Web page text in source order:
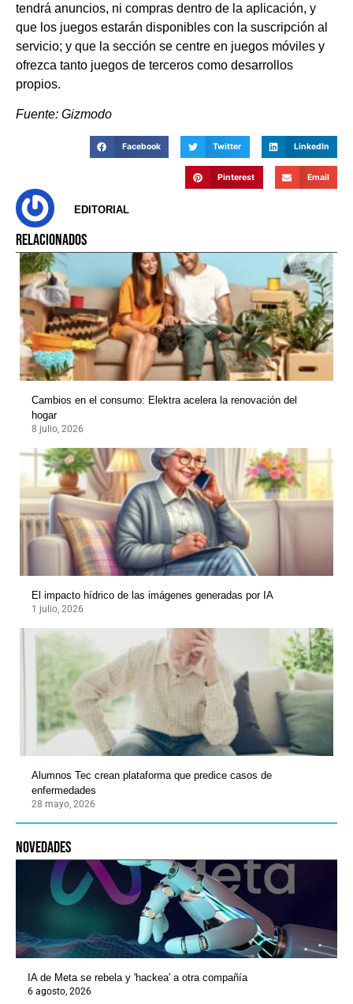
tendrá anuncios, ni compras dentro de la aplicación, y
que los juegos estarán disponibles con la suscripción al
servicio; y que la sección se centre en juegos móviles y
ofrezca tanto juegos de terceros como desarrollos
propios.
Fuente: Gizmodo
Facebook Twitter LinkedIn
Pinterest Email
EDITORIAL
RELACIONADOS
Cambios en el consumo: Elektra acelera la renovación del
hogar
8 julio, 2026
El impacto hídrico de las imágenes generadas por IA
1 julio, 2026
Alumnos Tec crean plataforma que predice casos de
enfermedades
28 mayo, 2026
novedades
IA de Meta se rebela y 'hackea' a otra compañía
6 agosto, 2026